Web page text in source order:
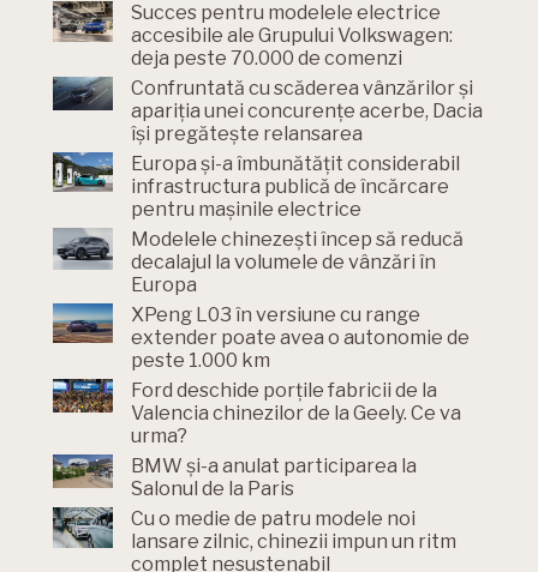
Succes pentru modelele electrice
accesibile ale Grupului Volkswagen:
deja peste 70.000 de comenzi
Confruntată cu scăderea vânzărilor și
apariția unei concurențe acerbe, Dacia
își pregătește relansarea
Europa și-a îmbunătățit considerabil
infrastructura publică de încărcare
pentru mașinile electrice
Modelele chinezești încep să reducă
decalajul la volumele de vânzări în
Europa
XPeng L03 în versiune cu range
extender poate avea o autonomie de
peste 1.000 km
Ford deschide porțile fabricii de la
Valencia chinezilor de la Geely. Ce va
urma?
BMW și-a anulat participarea la
Salonul de la Paris
Cu o medie de patru modele noi
lansare zilnic, chinezii impun un ritm
complet nesustenabil